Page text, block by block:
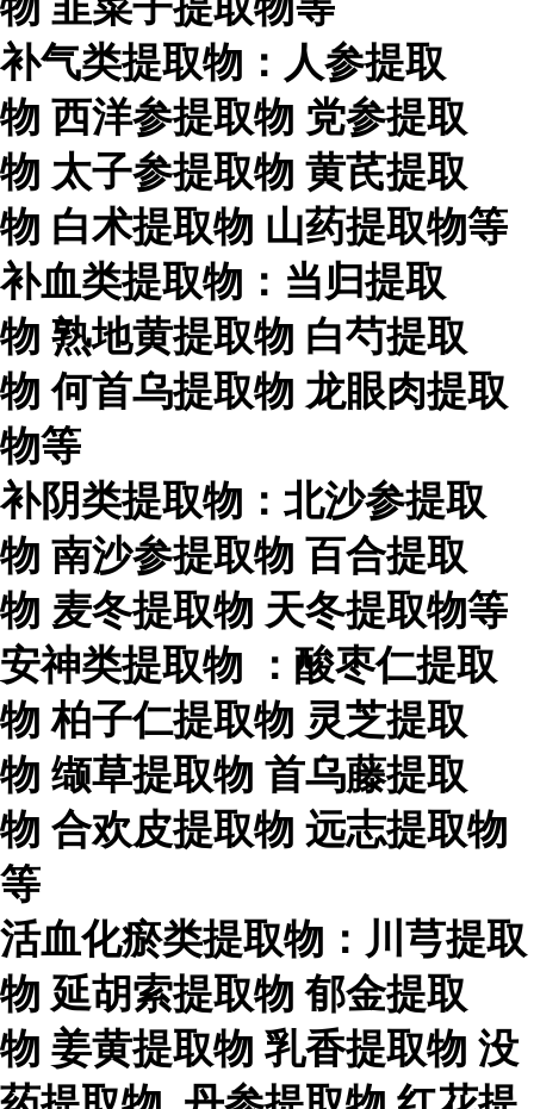
补气类提取物：人参提取
物 西洋参提取物 党参提取
物 太子参提取物 黄芪提取
物 白术提取物 山药提取物等
补血类提取物：当归提取
物 熟地黄提取物 白芍提取
物 何首乌提取物 龙眼肉提取
物等
补阴类提取物：北沙参提取
物 南沙参提取物 百合提取
物 麦冬提取物 天冬提取物等
安神类提取物
：酸枣仁提取
物 柏子仁提取物 灵芝提取
物 缬草提取物 首乌藤提取
物 合欢皮提取物 远志提取物
等
活血化瘀类提取物：川芎提取
物 延胡索提取物 郁金提取
物 姜黄提取物 乳香提取物 没